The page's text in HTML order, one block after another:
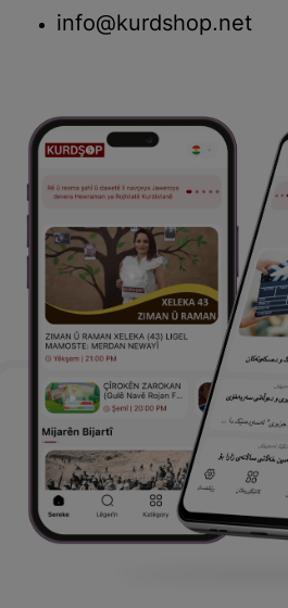
info@kurdshop.net